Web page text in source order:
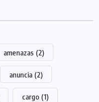
amenazas (2)
anuncia (2)
cargo (1)